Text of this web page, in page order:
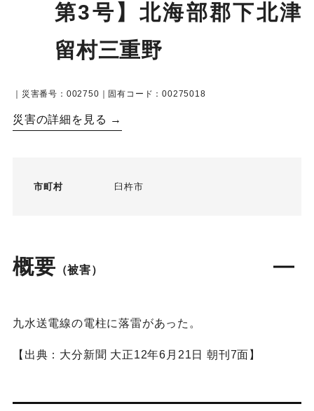
第3号】北海部郡下北津
留村三重野
｜災害番号：002750｜固有コード：00275018
災害の詳細を見る →
市町村 臼杵市
概要 （被害）
九水送電線の電柱に落雷があった。
【出典：大分新聞 大正12年6月21日 朝刊7面】